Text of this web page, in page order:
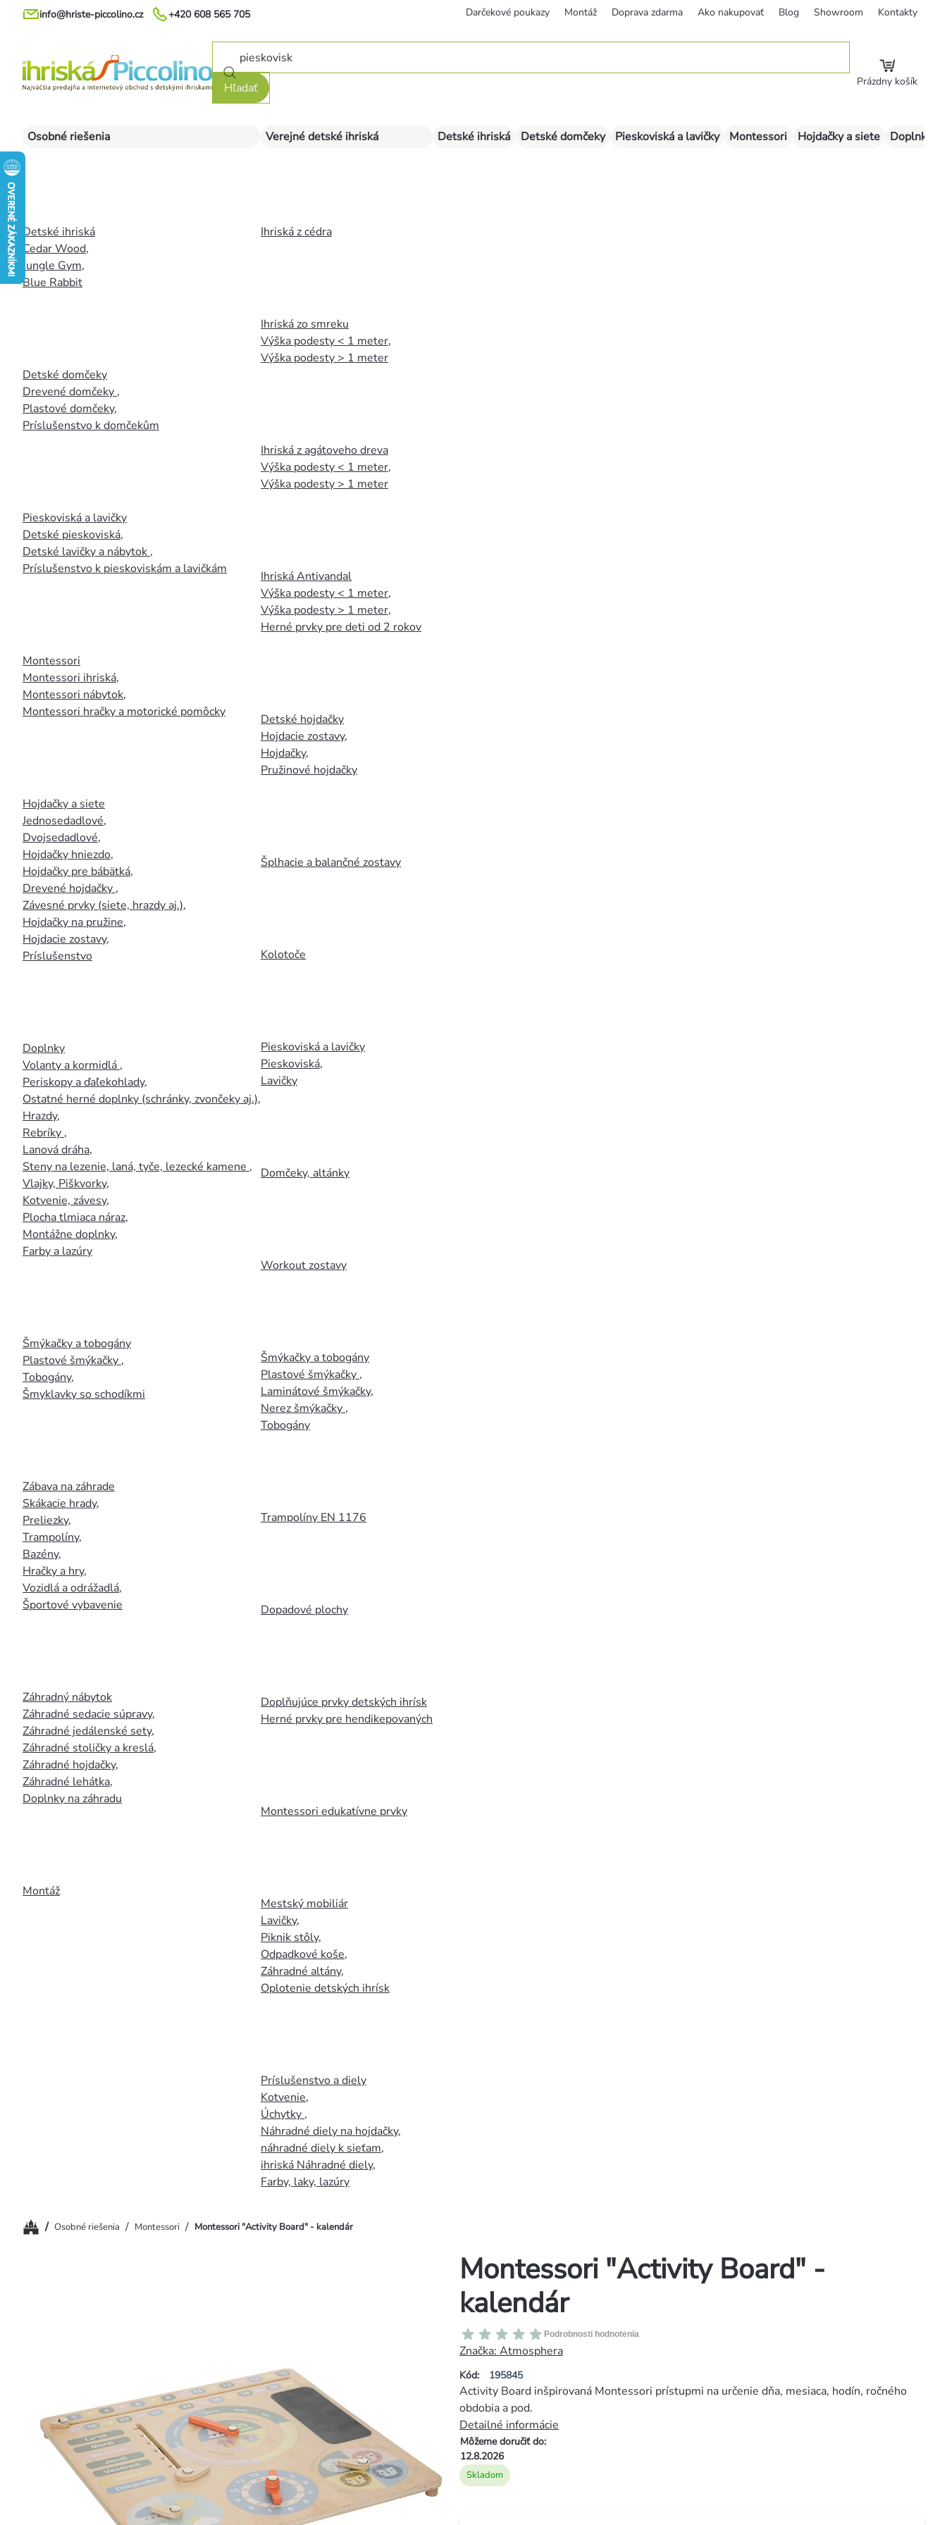
Prejsť
+420 608 565 705
info@hriste-piccolino.cz Darčekové poukazy Montáž Doprava zdarma Ako nakupovať Blog Showroom Kontakty
Hľadať Prázdny košík
Osobné riešenia
Detské ihriská
Cedar Wood,
Jungle Gym,
Blue Rabbit
Detské domčeky
Drevené domčeky ,
Plastové domčeky,
Príslušenstvo k domčekům
Pieskoviská a lavičky
Detské pieskoviská,
Detské lavičky a nábytok ,
Príslušenstvo k pieskoviskám a lavičkám
Montessori
Montessori ihriská,
Montessori nábytok,
Montessori hračky a motorické pomôcky
Hojdačky a siete
Jednosedadlové,
Dvojsedadlové,
Hojdačky hniezdo,
Hojdačky pre bábätká,
Drevené hojdačky ,
Závesné prvky (siete, hrazdy aj.),
Hojdačky na pružine,
Hojdacie zostavy,
Príslušenstvo
Doplnky
Volanty a kormidlá ,
Periskopy a ďaľekohlady,
Ostatné herné doplnky (schránky, zvončeky aj.),
Hrazdy,
Rebríky ,
Lanová dráha,
Steny na lezenie, laná, tyče, lezecké kamene ,
Vlajky, Piškvorky,
Kotvenie, závesy,
Plocha tlmiaca náraz,
Montážne doplnky,
Farby a lazúry
Šmýkačky a tobogány
Plastové šmýkačky ,
Tobogány,
Šmyklavky so schodíkmi
Zábava na záhrade
Skákacie hrady,
Preliezky,
Trampolíny,
Bazény,
Hračky a hry,
Vozidlá a odrážadlá,
Športové vybavenie
Záhradný nábytok
Záhradné sedacie súpravy,
Záhradné jedálenské sety,
Záhradné stoličky a kreslá,
Záhradné hojdačky,
Záhradné lehátka,
Doplnky na záhradu
Montáž
Verejné detské ihriská
Ihriská z cédra
Ihriská zo smreku
Výška podesty < 1 meter,
Výška podesty > 1 meter
Ihriská z agátoveho dreva
Výška podesty < 1 meter,
Výška podesty > 1 meter
Ihriská Antivandal
Výška podesty < 1 meter,
Výška podesty > 1 meter,
Herné prvky pre deti od 2 rokov
Detské hojdačky
Hojdacie zostavy,
Hojdačky,
Pružinové hojdačky
Šplhacie a balančné zostavy
Kolotoče
Pieskoviská a lavičky
Pieskoviská,
Lavičky
Domčeky, altánky
Workout zostavy
Šmýkačky a tobogány
Plastové šmýkačky ,
Laminátové šmýkačky,
Nerez šmýkačky ,
Tobogány
Trampolíny EN 1176
Dopadové plochy
Doplňujúce prvky detských ihrísk
Herné prvky pre hendikepovaných
Montessori edukatívne prvky
Mestský mobiliár
Lavičky,
Piknik stôly,
Odpadkové koše,
Záhradné altány,
Oplotenie detských ihrísk
Príslušenstvo a diely
Kotvenie,
Úchytky ,
Náhradné diely na hojdačky,
náhradné diely k sieťam,
ihriská Náhradné diely,
Farby, laky, lazúry
Detské ihriská Detské domčeky Pieskoviská a lavičky Montessori Hojdačky a siete Doplnky
Domov
/ Osobné riešenia / Montessori / Montessori "Activity Board" - kalendár
Montessori "Activity Board" -
kalendár
Kód: 195845
Priemerné
hodnotenie
produktu
je
0,0
z
5
hviezdičiek.
Podrobnosti hodnotenia
Značka: Atmosphera
Skladom
Môžeme doručiť do:
12.8.2026
Activity Board inšpirovaná Montessori prístupmi na určenie dňa, mesiaca, hodín, ročného
obdobia a pod.
Detailné informácie